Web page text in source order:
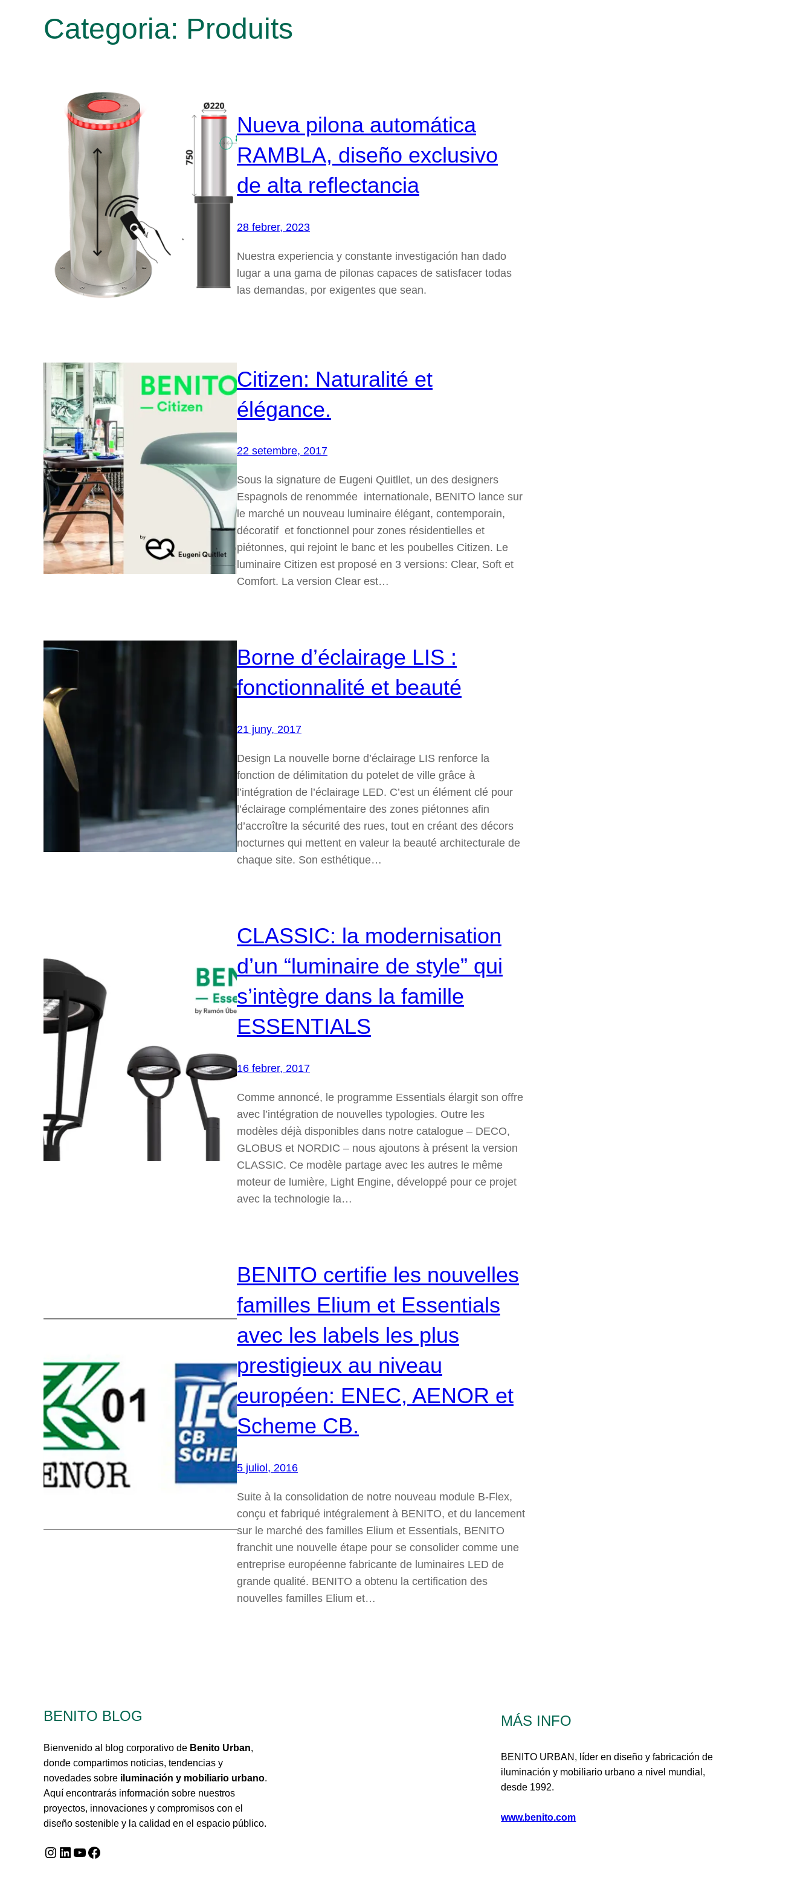
Categoria: Produits
Nueva pilona automática
RAMBLA, diseño exclusivo
de alta reflectancia
28 febrer, 2023
Nuestra experiencia y constante investigación han dado
lugar a una gama de pilonas capaces de satisfacer todas
las demandas, por exigentes que sean.
Citizen: Naturalité et
élégance.
22 setembre, 2017
Sous la signature de Eugeni Quitllet, un des designers
Espagnols de renommée internationale, BENITO lance sur
le marché un nouveau luminaire élégant, contemporain,
décoratif et fonctionnel pour zones résidentielles et
piétonnes, qui rejoint le banc et les poubelles Citizen. Le
luminaire Citizen est proposé en 3 versions: Clear, Soft et
Comfort. La version Clear est…
Borne d’éclairage LIS :
fonctionnalité et beauté
21 juny, 2017
Design La nouvelle borne d’éclairage LIS renforce la
fonction de délimitation du potelet de ville grâce à
l’intégration de l’éclairage LED. C’est un élément clé pour
l’éclairage complémentaire des zones piétonnes afin
d’accroître la sécurité des rues, tout en créant des décors
nocturnes qui mettent en valeur la beauté architecturale de
chaque site. Son esthétique…
CLASSIC: la modernisation
d’un “luminaire de style” qui
s’intègre dans la famille
ESSENTIALS
16 febrer, 2017
Comme annoncé, le programme Essentials élargit son offre
avec l’intégration de nouvelles typologies. Outre les
modèles déjà disponibles dans notre catalogue – DECO,
GLOBUS et NORDIC – nous ajoutons à présent la version
CLASSIC. Ce modèle partage avec les autres le même
moteur de lumière, Light Engine, développé pour ce projet
avec la technologie la…
BENITO certifie les nouvelles
familles Elium et Essentials
avec les labels les plus
prestigieux au niveau
européen: ENEC, AENOR et
Scheme CB.
5 juliol, 2016
Suite à la consolidation de notre nouveau module B-Flex,
conçu et fabriqué intégralement à BENITO, et du lancement
sur le marché des familles Elium et Essentials, BENITO
franchit une nouvelle étape pour se consolider comme une
entreprise européenne fabricante de luminaires LED de
grande qualité. BENITO a obtenu la certification des
nouvelles familles Elium et…
BENITO BLOG
Bienvenido al blog corporativo de Benito Urban,
donde compartimos noticias, tendencias y
novedades sobre iluminación y mobiliario urbano.
Aquí encontrarás información sobre nuestros
proyectos, innovaciones y compromisos con el
diseño sostenible y la calidad en el espacio público.
Instagram LinkedIn YouTube Facebook
MÁS INFO
BENITO URBAN, líder en diseño y fabricación de
iluminación y mobiliario urbano a nivel mundial,
desde 1992.
www.benito.com